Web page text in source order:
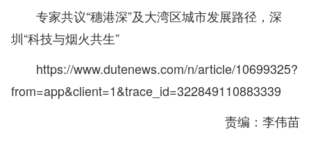
专家共议“穗港深”及大湾区城市发展路径，深
圳“科技与烟火共生”
https://www.dutenews.com/n/article/10699325?
from=app&client=1&trace_id=322849110883339
责编：李伟苗